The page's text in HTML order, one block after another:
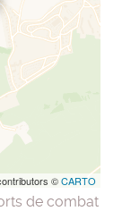
©CARTO
de combat